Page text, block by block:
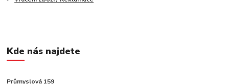
Kde nás najdete
Průmyslová 159